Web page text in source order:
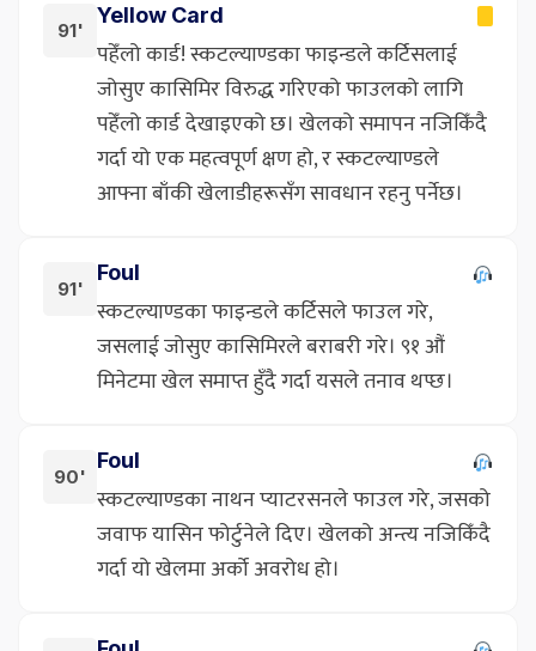
91'
Yellow Card
पहेँलो कार्ड! स्कटल्याण्डका फाइन्डले कर्टिसलाई
जोसुए कासिमिर विरुद्ध गरिएको फाउलको लागि
पहेँलो कार्ड देखाइएको छ। खेलको समापन नजिकिँदै
गर्दा यो एक महत्वपूर्ण क्षण हो, र स्कटल्याण्डले
आफ्ना बाँकी खेलाडीहरूसँग सावधान रहनु पर्नेछ।
91'
Foul
स्कटल्याण्डका फाइन्डले कर्टिसले फाउल गरे,
जसलाई जोसुए कासिमिरले बराबरी गरे। ९१ औं
मिनेटमा खेल समाप्त हुँदै गर्दा यसले तनाव थप्छ।
90'
Foul
स्कटल्याण्डका नाथन प्याटरसनले फाउल गरे, जसको
जवाफ यासिन फोर्टुनेले दिए। खेलको अन्त्य नजिकिँदै
गर्दा यो खेलमा अर्को अवरोध हो।